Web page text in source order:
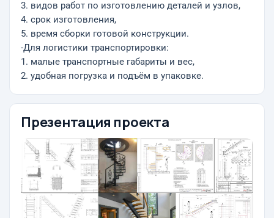
3. видов работ по изготовлению деталей и узлов,
4. срок изготовления,
5. время сборки готовой конструкции.
-Для логистики транспортировки:
1. малые транспортные габариты и вес,
2. удобная погрузка и подъём в упаковке.
Презентация проекта